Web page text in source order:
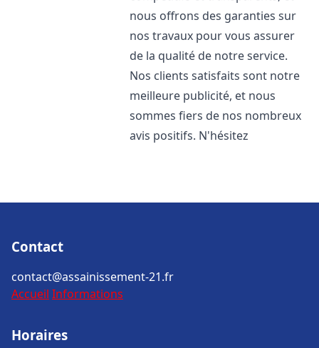
nous offrons des garanties sur
nos travaux pour vous assurer
de la qualité de notre service.
Nos clients satisfaits sont notre
meilleure publicité, et nous
sommes fiers de nos nombreux
avis positifs. N'hésitez
Contact
contact@assainissement-21.fr
Accueil Informations
Horaires